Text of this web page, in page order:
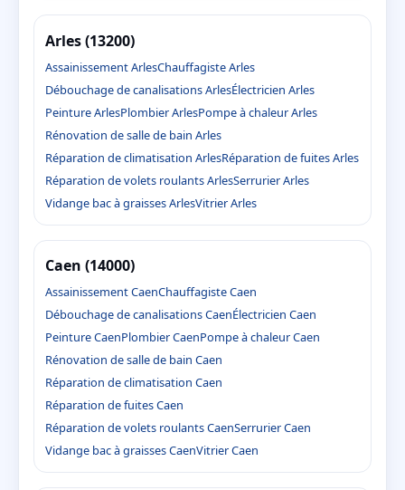
Arles (13200)
Assainissement ArlesChauffagiste Arles
Débouchage de canalisations ArlesÉlectricien Arles
Peinture ArlesPlombier ArlesPompe à chaleur Arles
Rénovation de salle de bain Arles
Réparation de climatisation ArlesRéparation de fuites Arles
Réparation de volets roulants ArlesSerrurier Arles
Vidange bac à graisses ArlesVitrier Arles
Caen (14000)
Assainissement CaenChauffagiste Caen
Débouchage de canalisations CaenÉlectricien Caen
Peinture CaenPlombier CaenPompe à chaleur Caen
Rénovation de salle de bain Caen
Réparation de climatisation Caen
Réparation de fuites Caen
Réparation de volets roulants CaenSerrurier Caen
Vidange bac à graisses CaenVitrier Caen